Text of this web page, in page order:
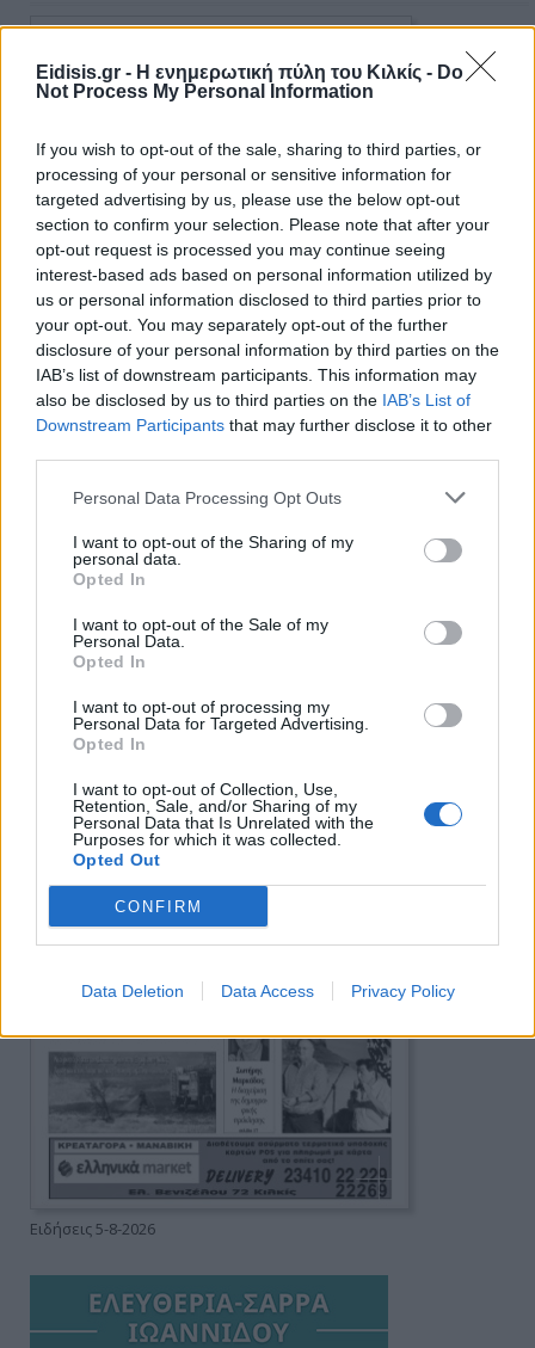
Eidisis.gr - Η ενημερωτική πύλη του Κιλκίς - Do
Not Process My Personal Information
If you wish to opt-out of the sale, sharing to third parties, or
processing of your personal or sensitive information for
targeted advertising by us, please use the below opt-out
section to confirm your selection. Please note that after your
opt-out request is processed you may continue seeing
interest-based ads based on personal information utilized by
us or personal information disclosed to third parties prior to
your opt-out. You may separately opt-out of the further
disclosure of your personal information by third parties on the
IAB’s list of downstream participants. This information may
also be disclosed by us to third parties on the IAB’s List of
Downstream Participants that may further disclose it to other
Personal Data Processing Opt Outs
I want to opt-out of the Sharing of my
personal data.
Opted In
I want to opt-out of the Sale of my
Personal Data.
Opted In
I want to opt-out of processing my
Personal Data for Targeted Advertising.
Opted In
I want to opt-out of Collection, Use,
Retention, Sale, and/or Sharing of my
Personal Data that Is Unrelated with the
Purposes for which it was collected.
Opted Out
CONFIRM
Data Deletion Data Access Privacy Policy
Πρωινή 5-8-2026
Ειδήσεις
Ειδήσεις 5-8-2026